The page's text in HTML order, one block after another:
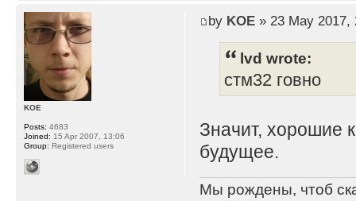
by KOE» 23 May 2017,
lvd wrote:
стм32 говно
Значит, хорошие
будущее.
Мы рождены, чтоб
KOE
Posts: 4683
Joined: 15 Apr 2007, 13:06
Group: Registered users